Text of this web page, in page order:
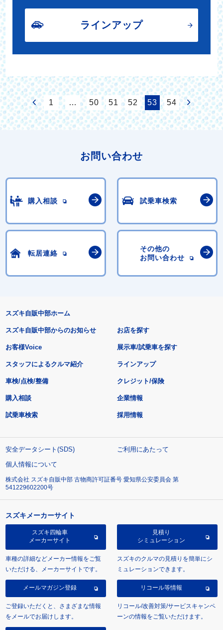
ラインアップ
1 … 50 51 52 53 54
お問い合わせ
購入相談 試乗車検索
転居連絡
その他の
お問い合わせ
スズキ自販中部ホーム
スズキ自販中部からのお知らせ
お客様Voice
スタッフによるクルマ紹介
お店を探す
展示車/試乗車を探す
ラインアップ
車検/点検/整備 クレジット/保険
購入相談
試乗車検索
企業情報
採用情報
安全データシート(SDS)
ご利用にあたって
個人情報について
株式会社 スズキ自販中部 古物商許可証番号 愛知県公安委員会 第
541229602200号
スズキメーカーサイト
スズキ四輪車
メーカーサイト
車種の詳細などメーカー情報をご覧
いただける、メーカーサイトです。
見積り
シミュレーション
スズキのクルマの見積りを簡単にシ
ミュレーションできます。
メールマガジン登録
ご登録いただくと、さまざまな情報
をメールでお届けします。
リコール等情報
リコール/改善対策/サービスキャンペ
ーンの情報をご覧いただけます。